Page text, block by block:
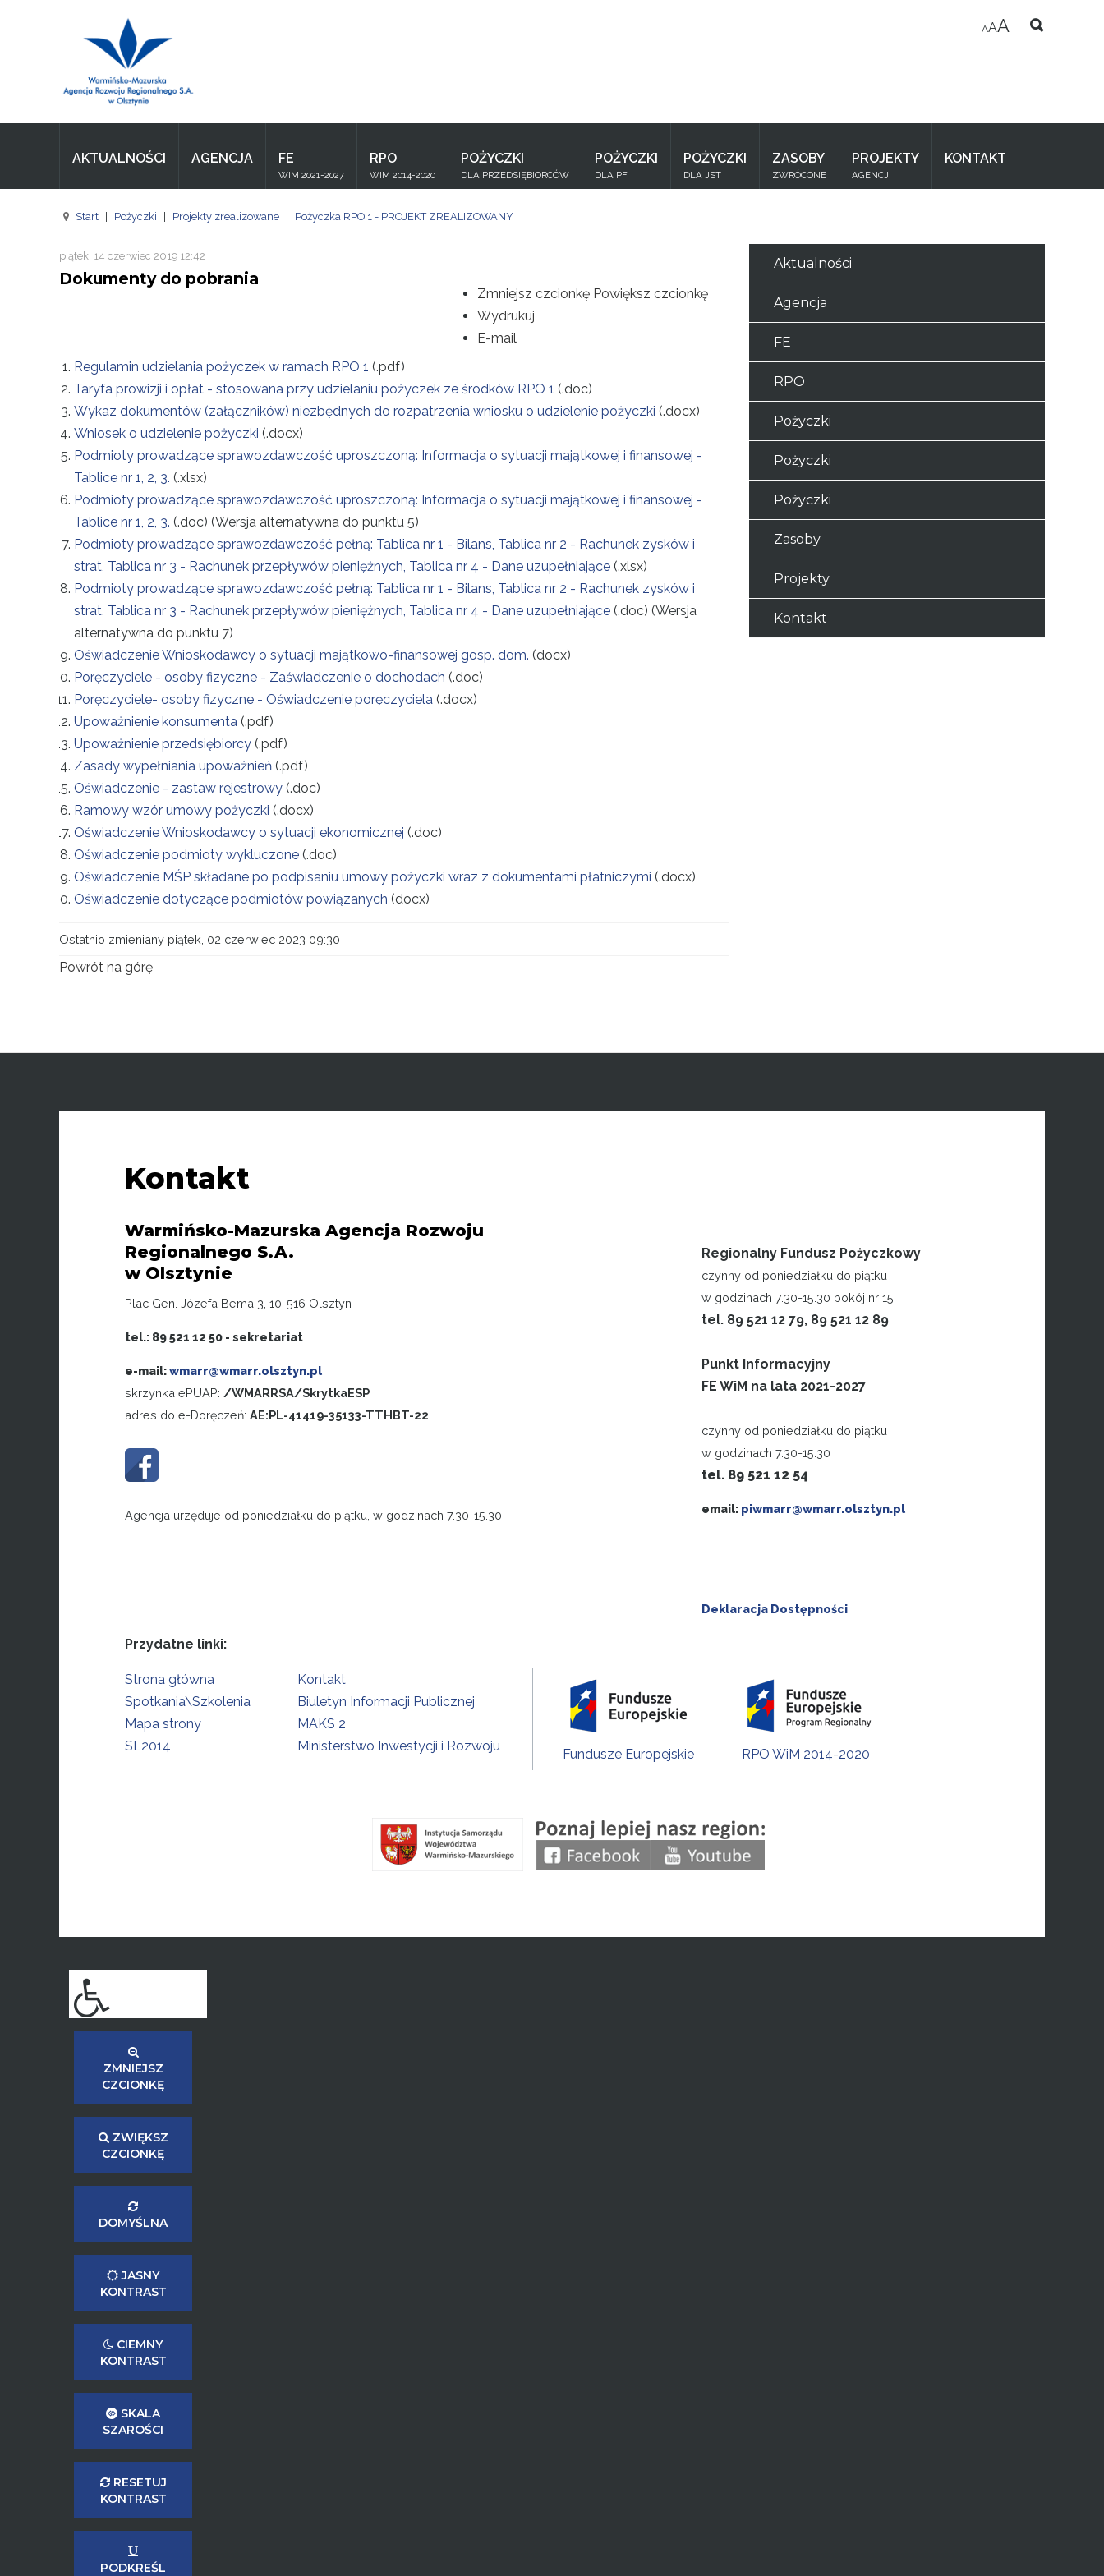
Wpisz czego szukasz
Aktualności
FE
Pożyczki
Zasoby
Kontakt
Znajdźna stronie
Wpisz czego szukasz
AAA
AKTUALNOŚCI AGENCJA FE
WIM 2021-2027
RPO
WIM 2014-2020
POŻYCZKI
DLA PRZEDSIĘBIORCÓW
POŻYCZKI
DLA PF
POŻYCZKI
DLA JST
ZASOBY
ZWRÓCONE
PROJEKTY
AGENCJI
KONTAKT
Start Pożyczki Projekty zrealizowane Pożyczka RPO 1 - PROJEKT ZREALIZOWANY
piątek, 14 czerwiec 2019 12:42
Dokumenty do pobrania
Zmniejsz czcionkę Powiększ czcionkę
Wydrukuj
E-mail
Regulamin udzielania pożyczek w ramach RPO 1 (.pdf)
Taryfa prowizji i opłat - stosowana przy udzielaniu pożyczek ze środków RPO 1 (.doc)
Wykaz dokumentów (załączników) niezbędnych do rozpatrzenia wniosku o udzielenie pożyczki (.docx)
Wniosek o udzielenie pożyczki (.docx)
Podmioty prowadzące sprawozdawczość uproszczoną: Informacja o sytuacji majątkowej i finansowej -
Tablice nr 1, 2, 3. (.xlsx)
Podmioty prowadzące sprawozdawczość uproszczoną: Informacja o sytuacji majątkowej i finansowej -
Tablice nr 1, 2, 3. (.doc) (Wersja alternatywna do punktu 5)
Podmioty prowadzące sprawozdawczość pełną: Tablica nr 1 - Bilans, Tablica nr 2 - Rachunek zysków i
strat, Tablica nr 3 - Rachunek przepływów pieniężnych, Tablica nr 4 - Dane uzupełniające (.xlsx)
Podmioty prowadzące sprawozdawczość pełną: Tablica nr 1 - Bilans, Tablica nr 2 - Rachunek zysków i
strat, Tablica nr 3 - Rachunek przepływów pieniężnych, Tablica nr 4 - Dane uzupełniające (.doc) (Wersja
alternatywna do punktu 7)
Oświadczenie Wnioskodawcy o sytuacji majątkowo-finansowej gosp. dom. (docx)
Poręczyciele - osoby fizyczne - Zaświadczenie o dochodach (.doc)
Poręczyciele- osoby fizyczne - Oświadczenie poręczyciela (.docx)
Upoważnienie konsumenta (.pdf)
Upoważnienie przedsiębiorcy (.pdf)
Zasady wypełniania upoważnień (.pdf)
Oświadczenie - zastaw rejestrowy (.doc)
Ramowy wzór umowy pożyczki (.docx)
Oświadczenie Wnioskodawcy o sytuacji ekonomicznej (.doc)
Oświadczenie podmioty wykluczone (.doc)
Oświadczenie MŚP składane po podpisaniu umowy pożyczki wraz z dokumentami płatniczymi (.docx)
Oświadczenie dotyczące podmiotów powiązanych (docx)
Ostatnio zmieniany piątek, 02 czerwiec 2023 09:30
Powrót na górę
Aktualności
Agencja
FE
RPO
Pożyczki
Pożyczki
Pożyczki
Zasoby
Projekty
Kontakt
Kontakt
Warmińsko-Mazurska Agencja Rozwoju
Regionalnego S.A.
w Olsztynie
Plac Gen. Józefa Bema 3, 10-516 Olsztyn
tel.: 89 521 12 50 - sekretariat
e-mail:wmarr@wmarr.olsztyn.pl
skrzynka ePUAP: /WMARRSA/SkrytkaESP
adres do e-Doręczeń: AE:PL-41419-35133-TTHBT-22
Agencja urzęduje od poniedziałku do piątku, w godzinach 7.30-15.30
Regionalny Fundusz Pożyczkowy
czynny od poniedziałku do piątku
w godzinach 7.30-15.30 pokój nr 15
tel. 89 521 12 79, 89 521 12 89
Punkt Informacyjny
FE WiM na lata 2021-2027
czynny od poniedziałku do piątku
w godzinach 7.30-15.30
tel. 89 521 12 54
email: piwmarr@wmarr.olsztyn.pl
Deklaracja Dostępności
Przydatne linki:
Strona główna
Spotkania\Szkolenia
Mapa strony
SL2014
Kontakt
Biuletyn Informacji Publicznej
MAKS 2
Ministerstwo Inwestycji i Rozwoju
Fundusze Europejskie RPO WiM 2014-2020
ZMNIEJSZ
CZCIONKĘ
ZWIĘKSZ
CZCIONKĘ
DOMYŚLNA
JASNY
KONTRAST
CIEMNY
KONTRAST
SKALA
SZAROŚCI
RESETUJ
KONTRAST
PODKREŚL